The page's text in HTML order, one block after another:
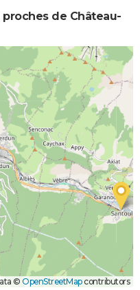
proches de Château-
© OpenStreetMapcontributors